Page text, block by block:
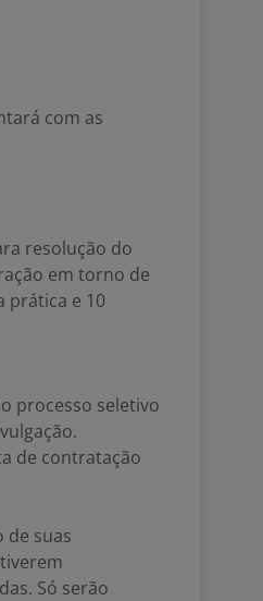
com as
resolução do
em torno de
prática e 10
processo seletivo
de contratação
de suas
Só serão